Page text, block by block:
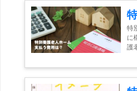
特
に
護